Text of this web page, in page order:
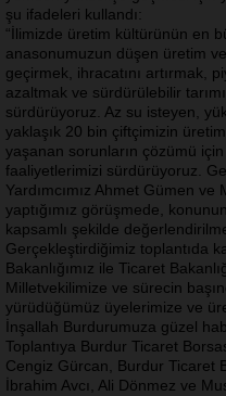
şu ifadeleri kullandı:
“İlimizde üretim kültürünün en
anasonumuzun düşen üretim
geçirmek, ihracatını artırmak,
azaltmak ve sürdürülebilir
sürdürüyoruz. Az su isteyen,
yaklaşık 20 bin çiftçimizin
yaşanan sorunların çözümü için
faaliyetlerimizi sürdürüyoruz.
Yardımcımız Ahmet Gümen
yaptığımız görüşmede,
kapsamlı şekilde
Gerçekleştirdiğimiz toplantıda
Bakanlığımız ile Ticaret
Milletvekilimize ve sürecin
yürüdüğümüz üyelerimize ve
İnşallah Burdurumuza güzel
Toplantıya Burdur Ticaret
Cengiz Gürcan, Burdur Ticaret
İbrahim Avcı, Ali Dönmez ve